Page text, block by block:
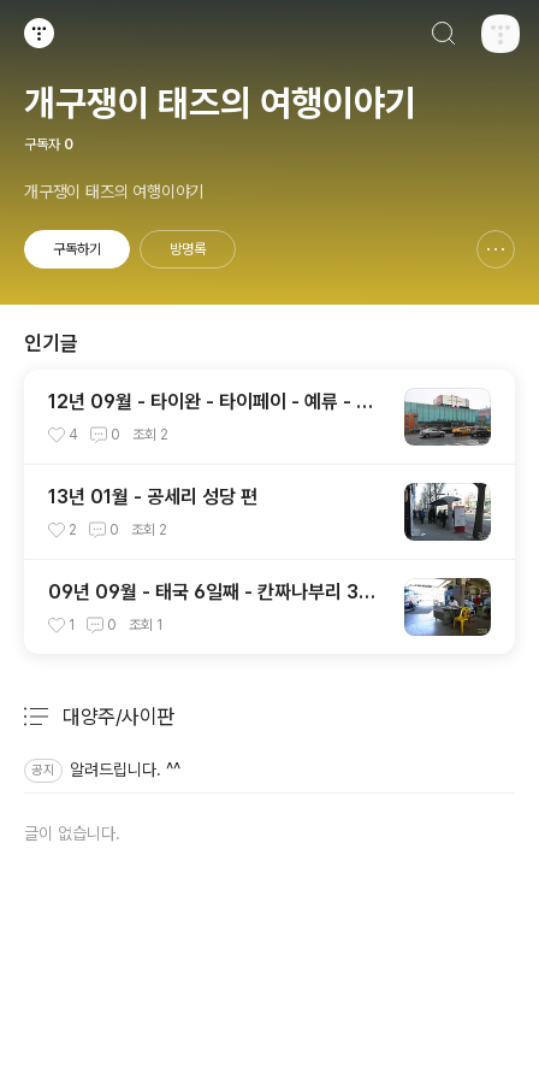
개구쟁이 태즈의 여행이야기
구독자 0
개구쟁이 태즈의 여행이야기
구독하기 방명록
인기글
12년 09월 - 타이완 - 타이페이 - 예류 - 지
우펀 편
4 0 조회 2
13년 01월 - 공세리 성당 편
2 0 조회 2
09년 09월 - 태국 6일째 - 칸짜나부리 3일
째 - 파타야 1일째
1 0 조회 1
대양주/사이판
공지 알려드립니다. ^^
글이 없습니다.